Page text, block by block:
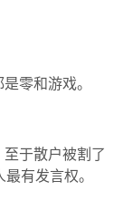
零和游戏。
于散户被割了
有发言权。